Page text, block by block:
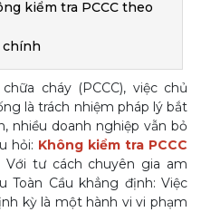
kiểm tra PCCC theo
chính
cháy (PCCC), việc chủ
là trách nhiệm pháp lý bắt
nhiều doanh nghiệp vẫn bỏ
hỏi: Không kiểm tra PCCC
Với tư cách chuyên gia am
Toàn Cầu khẳng định: Việc
kỳ là một hành vi vi phạm